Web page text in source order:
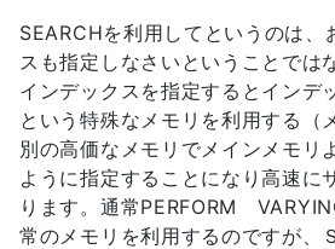
SEARCHを利用してというのは、
スも指定しなさいということでは
インデックスを指定するとインデ
という特殊なメモリを利用する（
別の高価なメモリでメインメモリ
ように指定することになり高速に
ります。通常PERFORM
常のメモリを利用するのですが、